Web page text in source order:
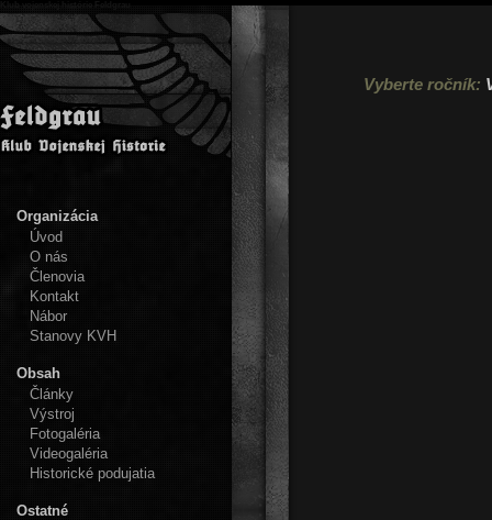
Organizácia
Úvod
O nás
Členovia
Kontakt
Nábor
Stanovy KVH
Obsah
Články
Výstroj
Fotogaléria
Videogaléria
Historické podujatia
Ostatné
Vyberte ročník: